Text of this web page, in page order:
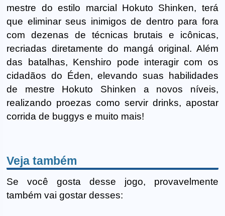
mestre do estilo marcial Hokuto Shinken, terá
que eliminar seus inimigos de dentro para fora
com dezenas de técnicas brutais e icônicas,
recriadas diretamente do mangá original. Além
das batalhas, Kenshiro pode interagir com os
cidadãos do Éden, elevando suas habilidades
de mestre Hokuto Shinken a novos níveis,
realizando proezas como servir drinks, apostar
corrida de buggys e muito mais!
Veja também
Se você gosta desse jogo, provavelmente
também vai gostar desses: